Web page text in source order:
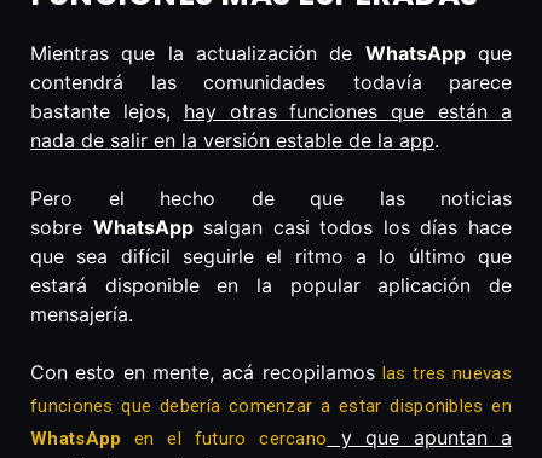
Mientras que la actualización de WhatsAppque
contendrá las comunidades todavía parece
bastante lejos, hay otras funciones que están a
nada de salir en la versión estable de la app.
Pero el hecho de que las noticias
sobre WhatsAppsalgan casi todos los días hace
que sea difícil seguirle el ritmo a lo último que
estará disponible en la popular aplicación de
mensajería.
Con esto en mente, acá recopilamos las tres nuevas
funciones que debería comenzar a estar disponibles en
WhatsApp en el futuro cercano
y que apuntan a